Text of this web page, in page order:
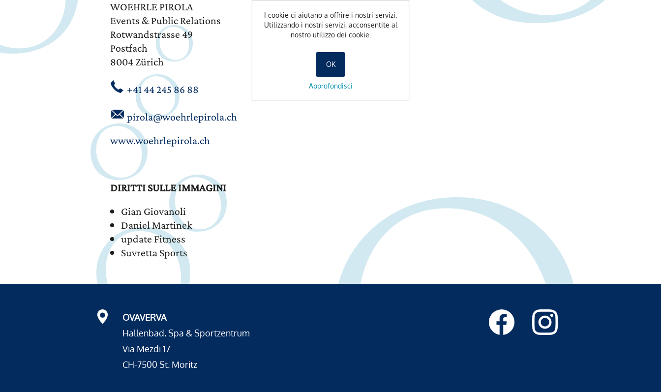
WOEHRLE PIROLA
Events & Public Relations
Rotwandstrasse 49
Postfach
8004 Zürich
+41 44 245 86 88
pirola@woehrlepirola.ch
www.woehrlepirola.ch
DIRITTI SULLE IMMAGINI
Gian Giovanoli
Daniel Martinek
update Fitness
Suvretta Sports
OVAVERVA
Hallenbad, Spa & Sportzentrum
Via Mezdi 17
CH-7500 St. Moritz
I cookie ci aiutano a offrire i nostri servizi.
Utilizzando i nostri servizi, acconsentite al
nostro utilizzo dei cookie.
OK
Approfondisci